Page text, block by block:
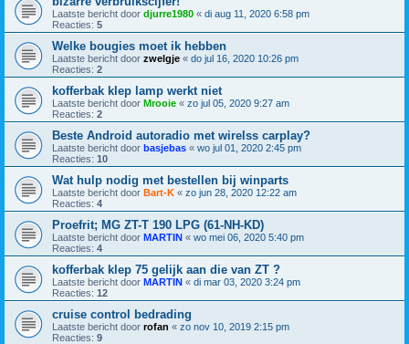
Laatste bericht door djurre1980 « di aug 11, 2020 6:58 pm
Reacties: 5
Welke bougies moet ik hebben
Laatste bericht door zwelgje « do jul 16, 2020 10:26 pm
Reacties: 2
kofferbak klep lamp werkt niet
Laatste bericht door Mrooie « zo jul 05, 2020 9:27 am
Reacties: 2
Beste Android autoradio met wirelss carplay?
Laatste bericht door basjebas « wo jul 01, 2020 2:45 pm
Reacties: 10
Wat hulp nodig met bestellen bij winparts
Laatste bericht door Bart-K « zo jun 28, 2020 12:22 am
Reacties: 4
Proefrit; MG ZT-T 190 LPG (61-NH-KD)
Laatste bericht door MARTIN « wo mei 06, 2020 5:40 pm
Reacties: 4
kofferbak klep 75 gelijk aan die van ZT ?
Laatste bericht door MARTIN « di mar 03, 2020 3:24 pm
Reacties: 12
cruise control bedrading
Laatste bericht door rofan « zo nov 10, 2019 2:15 pm
Reacties: 9